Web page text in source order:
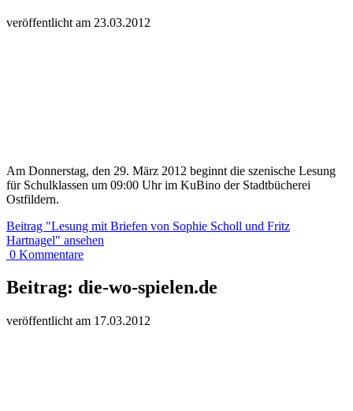
veröffentlicht am 23.03.2012
Am Donnerstag, den 29. März 2012 beginnt die szenische Lesung
für Schulklassen um 09:00 Uhr im KuBino der Stadtbücherei
Ostfildern.
Beitrag "Lesung mit Briefen von Sophie Scholl und Fritz
Hartnagel" ansehen
0 Kommentare
Beitrag: die-wo-spielen.de
veröffentlicht am 17.03.2012